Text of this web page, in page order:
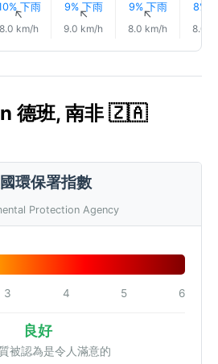
下雨
↑
8.0 km/h
9% 下雨
↑
9.0 km/h
9% 下雨
↑
8.0 km/h
8%
8.0
德班, 南非 🇿🇦
環保署指數
Protection Agency
3 4 5 6
良好
被認為是令人滿意的